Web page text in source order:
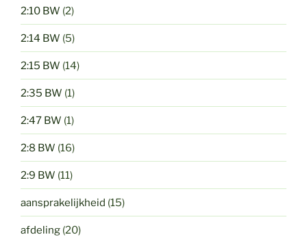
2:10 BW (2)
2:14 BW (5)
2:15 BW (14)
2:35 BW (1)
2:47 BW (1)
2:8 BW (16)
2:9 BW (11)
aansprakelijkheid (15)
afdeling (20)